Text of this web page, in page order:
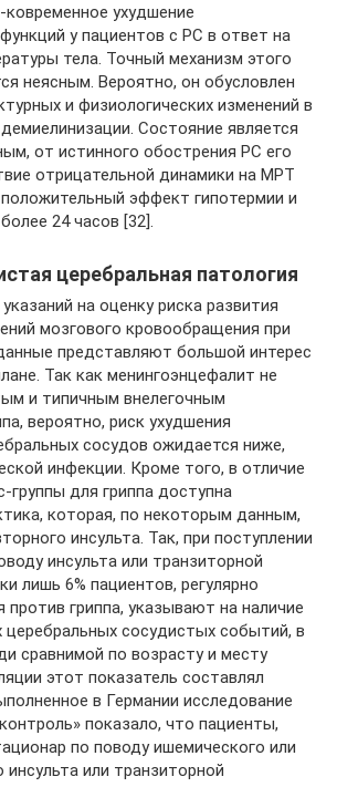
ухудшение
у пациентов с РС в ответ на
тела. Точный механизм этого
неясным. Вероятно, он обусловлен
и физиологических изменений в
Состояние является
от истинного обострения РС его
отрицательной динамики на МРТ
положительный эффект гипотермии и
24 часов [32].
церебральная патология
на оценку риска развития
мозгового кровообращения при
представляют большой интерес
Так как менингоэнцефалит не
и типичным внелегочным
вероятно, риск ухудшения
сосудов ожидается ниже,
инфекции. Кроме того, в отличие
группы для гриппа доступна
которая, по некоторым данным,
инсульта. Так, при поступлении
инсульта или транзиторной
лишь 6% пациентов, регулярно
гриппа, указывают на наличие
сосудистых событий, в
сравнимой по возрасту и месту
этот показатель составлял
в Германии исследование
показало, что пациенты,
по поводу ишемического или
инсульта или транзиторной